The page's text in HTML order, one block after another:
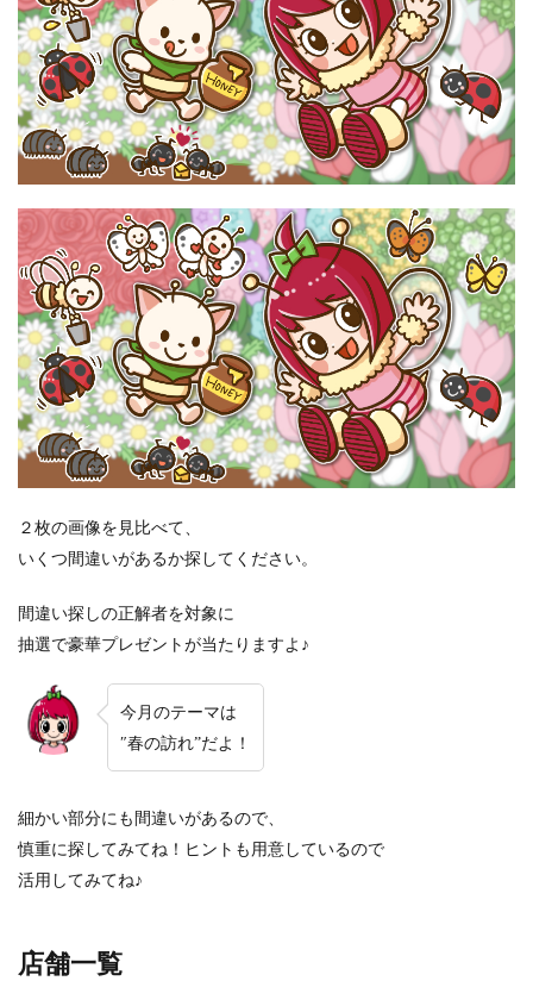
２枚の画像を見比べて、
いくつ間違いがあるか探してください。
間違い探しの正解者を対象に
抽選で豪華プレゼントが当たりますよ♪
今月のテーマは
″春の訪れ”だよ！
細かい部分にも間違いがあるので、
慎重に探してみてね！ ヒントも用意しているので
活用してみてね♪
店舗一覧